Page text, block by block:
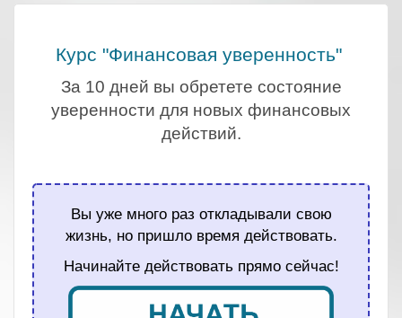
Курс "Финансовая уверенность"
За 10 дней вы обретете состояние
уверенности для новых финансовых
действий.
Вы уже много раз откладывали свою
жизнь, но пришло время действовать.
Начинайте действовать прямо сейчас!